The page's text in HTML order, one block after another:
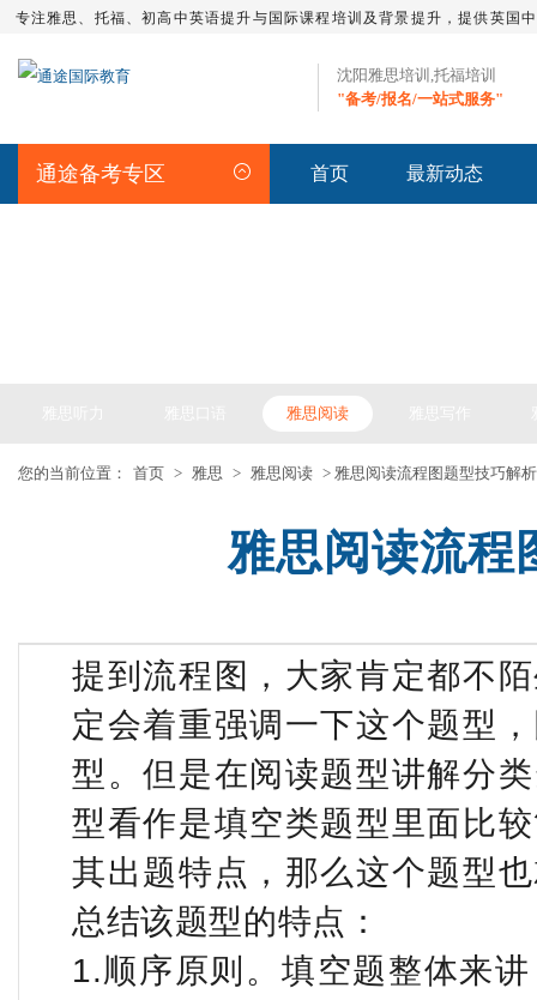
专注雅思、托福、初高中英语提升与国际课程培训及背景提升，提供英国
沈阳雅思培训,托福培训
"备考/报名/一站式服务"
通途备考专区 首页 最新动态
雅思阅读
您的当前位置： 首页 > 雅思 > 雅思阅读 > 雅思阅读流程图题型技巧解析
雅思阅读流程
提到流程图，大家肯定都不
定会着重强调一下这个题型
型。但是在阅读题型讲解分
型看作是填空类题型里面比
其出题特点，那么这个题型
总结该题型的特点：
1.顺序原则。填空题整体来